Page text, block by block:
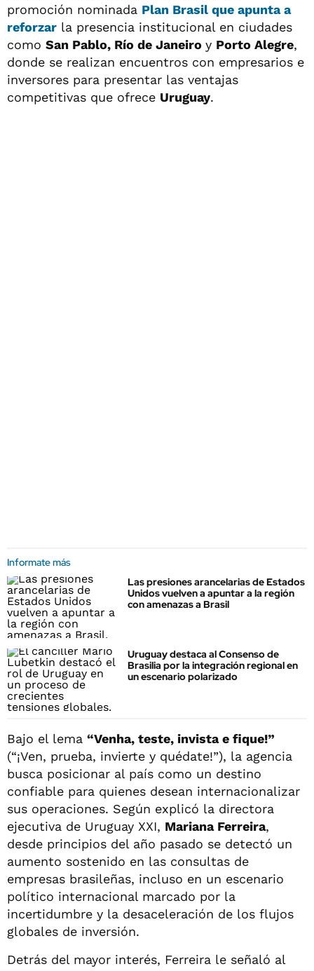
promoción nominada Plan Brasil que apunta a
reforzar la presencia institucional en ciudades
como San Pablo, Río de Janeiro y Porto Alegre,
donde se realizan encuentros con empresarios e
inversores para presentar las ventajas
competitivas que ofrece Uruguay.
Informate más
Las presiones arancelarias de Estados
Unidos vuelven a apuntar a la región
con amenazas a Brasil
Uruguay destaca al Consenso de
Brasilia por la integración regional en
un escenario polarizado
Bajo el lema “Venha, teste, invista e fique!”
(“¡Ven, prueba, invierte y quédate!”), la agencia
busca posicionar al país como un destino
confiable para quienes desean internacionalizar
sus operaciones. Según explicó la directora
ejecutiva de Uruguay XXI, Mariana Ferreira,
desde principios del año pasado se detectó un
aumento sostenido en las consultas de
empresas brasileñas, incluso en un escenario
político internacional marcado por la
incertidumbre y la desaceleración de los flujos
globales de inversión.
Detrás del mayor interés, Ferreira le señaló al